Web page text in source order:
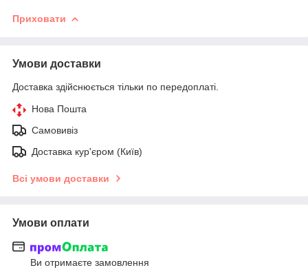
Приховати
Умови доставки
Доставка здійснюється тільки по передоплаті.
Нова Пошта
Самовивіз
Доставка кур'єром (Київ)
Всі умови доставки
Умови оплати
Ви отримаєте замовлення